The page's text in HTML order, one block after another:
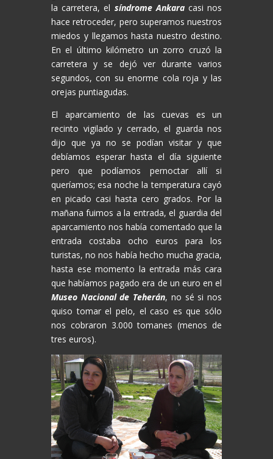
la carretera, el síndrome Ankaracasi nos
hace retroceder, pero superamos nuestros
miedos y llegamos hasta nuestro destino.
En el último kilómetro un zorro cruzó la
carretera y se dejó ver durante varios
segundos, con su enorme cola roja y las
orejas puntiagudas.
El aparcamiento de las cuevas es un
recinto vigilado y cerrado, el guarda nos
dijo que ya no se podían visitar y que
debíamos esperar hasta el día siguiente
pero que podíamos pernoctar allí si
queríamos; esa noche la temperatura cayó
en picado casi hasta cero grados. Por la
mañana fuimos a la entrada, el guardia del
aparcamiento nos había comentado que la
entrada costaba ocho euros para los
turistas, no nos había hecho mucha gracia,
hasta ese momento la entrada más cara
que habíamos pagado era de un euro en el
Museo Nacional de Teherán, no sé si nos
quiso tomar el pelo, el caso es que sólo
nos cobraron 3.000 tomanes (menos de
tres euros).